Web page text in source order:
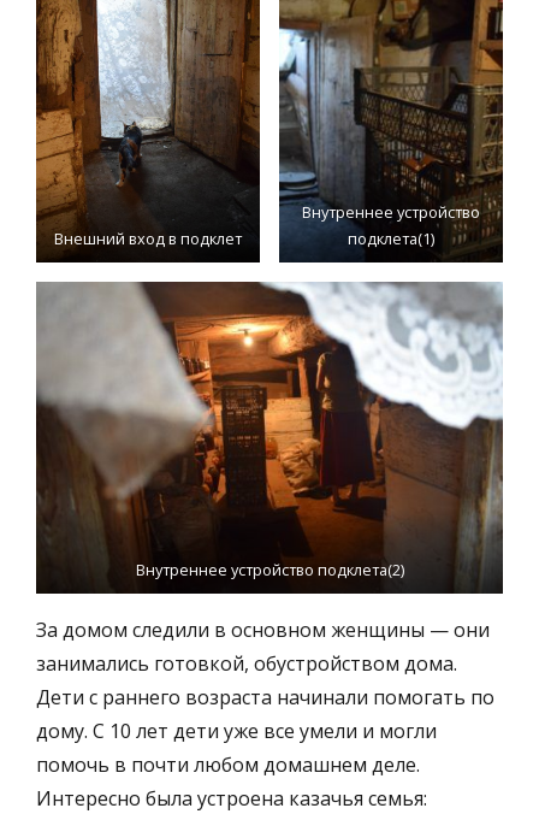
Внешний вход в подклет
Внутреннее устройство
подклета(1)
Внутреннее устройство подклета(2)
За домом следили в основном женщины — они
занимались готовкой, обустройством дома.
Дети с раннего возраста начинали помогать по
дому. С 10 лет дети уже все умели и могли
помочь в почти любом домашнем деле.
Интересно была устроена казачья семья: